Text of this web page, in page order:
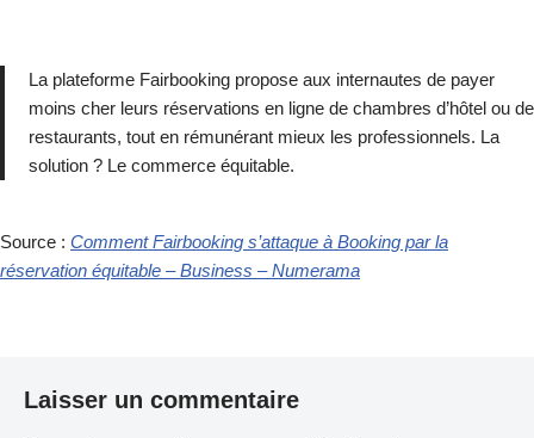
La plateforme Fairbooking propose aux internautes de payer
moins cher leurs réservations en ligne de chambres d’hôtel ou de
restaurants, tout en rémunérant mieux les professionnels. La
solution ? Le commerce équitable.
Source : Comment Fairbooking s’attaque à Booking par la
réservation équitable – Business – Numerama
Laisser un commentaire